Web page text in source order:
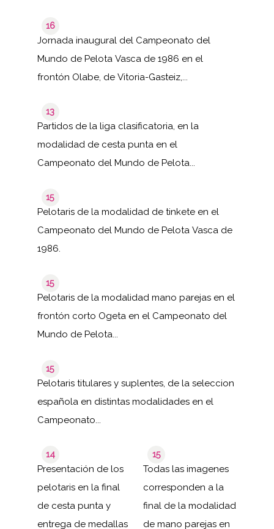
16
Jornada inaugural del Campeonato del
Mundo de Pelota Vasca de 1986 en el
frontón Olabe, de Vitoria-Gasteiz,...
13
Partidos de la liga clasificatoria, en la
modalidad de cesta punta en el
Campeonato del Mundo de Pelota...
15
Pelotaris de la modalidad de tinkete en el
Campeonato del Mundo de Pelota Vasca de
1986.
15
Pelotaris de la modalidad mano parejas en el
frontón corto Ogeta en el Campeonato del
Mundo de Pelota...
15
Pelotaris titulares y suplentes, de la seleccion
española en distintas modalidades en el
Campeonato...
14
Presentación de los
pelotaris en la final
de cesta punta y
entrega de medallas
15
Todas las imagenes
corresponden a la
final de la modalidad
de mano parejas en